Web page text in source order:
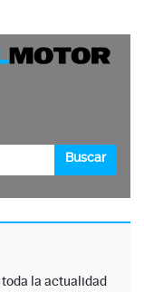
toda la actualidad